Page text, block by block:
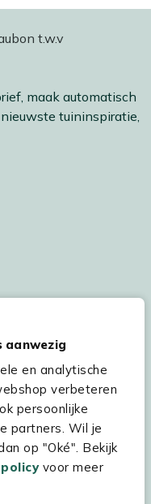
aanwezig
en analytische
verbeteren
persoonlijke
partners. Wil je
op "Oké". Bekijk
voor meer
maak automatisch
tuininspiratie,